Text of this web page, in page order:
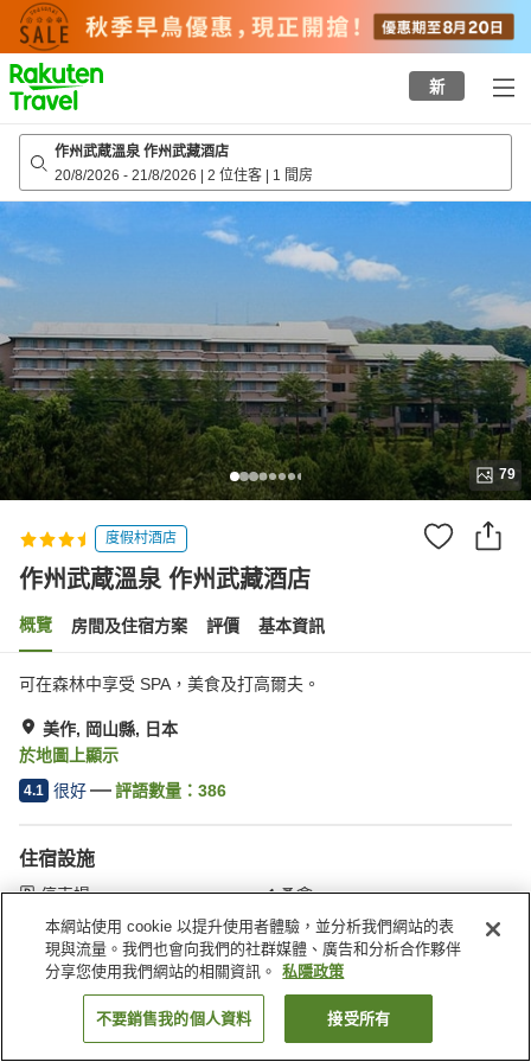
to
top
page
新
作州武蔵溫泉 作州武藏酒店
20/8/2026 - 21/8/2026 | 2 位住客 | 1 間房
79
度假村酒店
作州武蔵溫泉 作州武藏酒店
概覽 房間及住宿方案 評價 基本資訊
可在森林中享受 SPA，美食及打高爾夫。
美作, 岡山縣, 日本
於地圖上顯示
4.1 很好 評語數量： 386
住宿設施
停車場
桑拿
水療/美容院
餐廳
主頁 日本 岡山縣 美作 作州武蔵溫泉 作州武藏酒店
找客房
本網站使用 cookie 以提升使用者體驗，並分析我們網站的表
現與流量。我們也會向我們的社群媒體、廣告和分析合作夥伴
分享您使用我們網站的相關資訊。
私隱政策
不要銷售我的個人資料 接受所有